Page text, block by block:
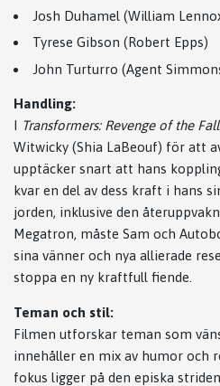
Josh Duhamel (William
Tyrese Gibson (Robert Epps)
John Turturro (Agent
Handling:
I Transformers: Revenge of the
Witwicky (Shia LaBeouf) för att
upptäcker snart att hans
kvar en del av dess kraft i hans
jorden, inklusive den
Megatron, måste Sam och
sina vänner och nya allierade
stoppa en ny kraftfull fiende.
Teman och stil:
Filmen utforskar teman som
innehåller en mix av humor och
fokus ligger på den episka